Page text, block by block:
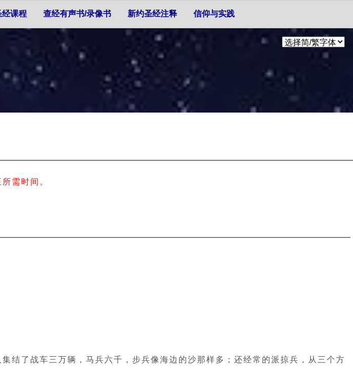
经课程 查经有声书/录像书 新约圣经注释 信仰与实践
需时间。
结了战车三万辆，马兵六千，步兵像海边的沙那样多；还经常的派掠兵，从三个方